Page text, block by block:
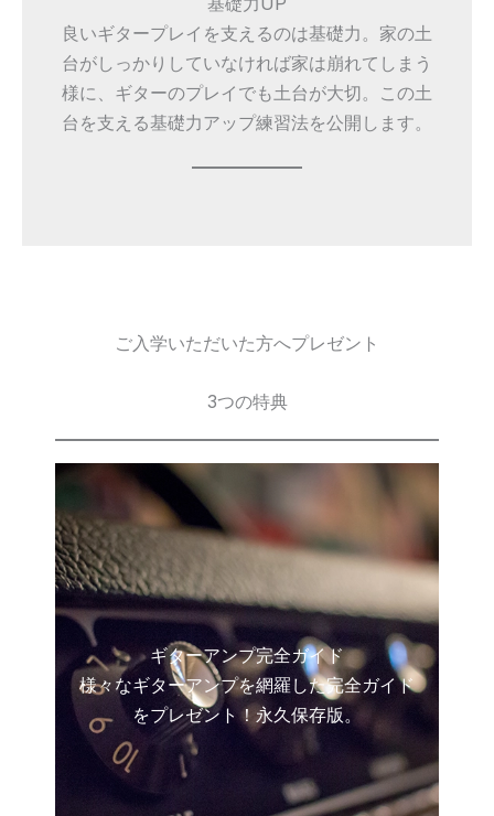
良いギタープレイを支えるのは基礎力。家の土
台がしっかりしていなければ家は崩れてしまう
様に、ギターのプレイでも土台が大切。この土
台を支える基礎力アップ練習法を公開します。
ご入学いただいた方へプレゼント
3つの特典
ギターアンプ完全ガイド
様々なギターアンプを網羅した完全ガイド
をプレゼント！永久保存版。